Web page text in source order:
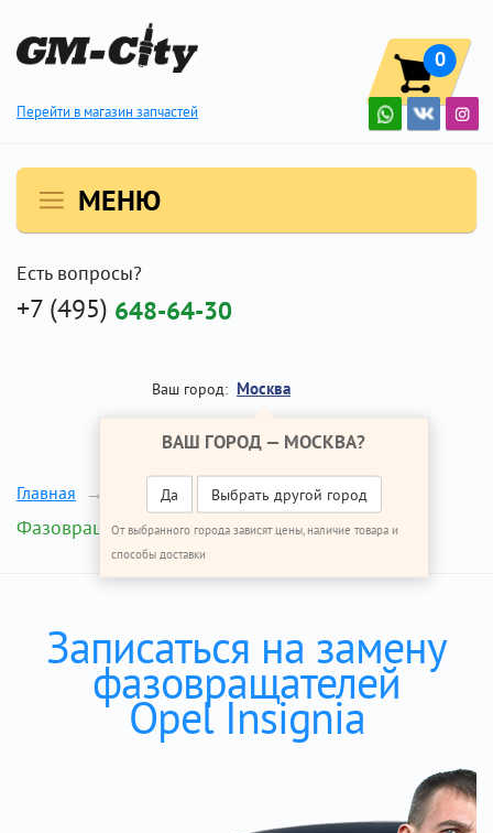
Перейти в магазин запчастей
0
МЕНЮ
Есть вопросы?
+7 (495) 648-64-30
Ваш город: Москва
ВАШ ГОРОД — МОСКВА?
Да Выбрать другой город
От выбранного города зависят цены, наличие товара и
способы доставки
Главная Ремонт Опель Инсигния
Фазовращатели
Записаться на замену
фазовращателей
Opel Insignia